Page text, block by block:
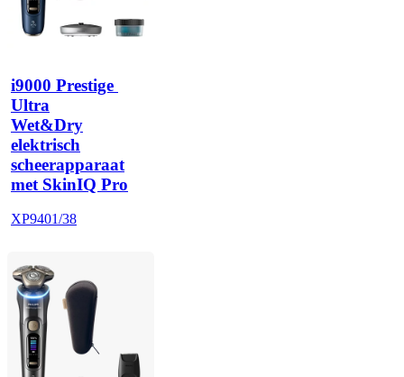
i9000 Prestige
Ultra
Wet&Dry
elektrisch
scheerapparaat
met SkinIQ Pro
XP9401/38